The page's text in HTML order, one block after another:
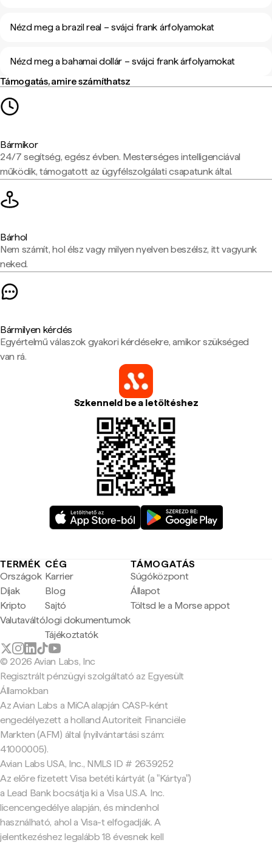
Nézd meg a brazil real – svájci frank árfolyamokat
Nézd meg a bahamai dollár – svájci frank árfolyamokat
Támogatás, amire számíthatsz
Bármikor
24/7 segítség, egész évben. Mesterséges intelligenciával
működik, támogatott az ügyfélszolgálati csapatunk által.
Bárhol
Nem számít, hol élsz vagy milyen nyelven beszélsz, itt vagyunk
neked.
Bármilyen kérdés
Egyértelmű válaszok gyakori kérdésekre, amikor szükséged
van rá.
Szkenneld be a letöltéshez
TERMÉK
Országok
Díjak
Kripto
Valutaváltó
CÉG
Karrier
Blog
Sajtó
Jogi dokumentumok
Tájékoztatók
TÁMOGATÁS
Súgóközpont
Állapot
Töltsd le a Morse appot
© 2026 Avian Labs, Inc
Regisztrált pénzügyi szolgáltató az Egyesült
Államokban
Az Avian Labs a MiCA alapján CASP-ként
engedélyezett a holland Autoriteit Financiële
Markten (AFM) által (nyilvántartási szám:
41000005).
Avian Labs USA, Inc., NMLS ID # 2639252
Az előre fizetett Visa betéti kártyát (a "Kártya")
a Lead Bank bocsátja ki a Visa U.S.A. Inc.
licencengedélye alapján, és mindenhol
használható, ahol a Visa-t elfogadják. A
jelentkezéshez legalább 18 évesnek kell